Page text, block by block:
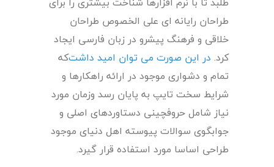
طراحان رایانه ای علی الخصوص طراحان
خلاقی و فرهنگ پیشرو در زبان فارسی ایجاد
کرد. در این صورت می توان امید داشتکه
تمام و دشواری موجود در ارائه راهکارها و
شرایط سخت تایپ به پایان رسد وزمان مورد
نیاز شامل حروفچینی دستاوردهای اصلی و
جوابگوی سوالات پیوسته اهل دنیای موجود
طراحی اساسا مورد استفاده قرار گیرد.